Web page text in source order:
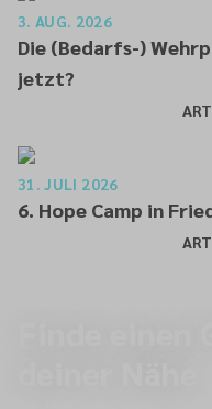
3. AUG. 2026
Die (Bedarfs-)
jetzt?
31. JULI 2026
6. Hope Camp in